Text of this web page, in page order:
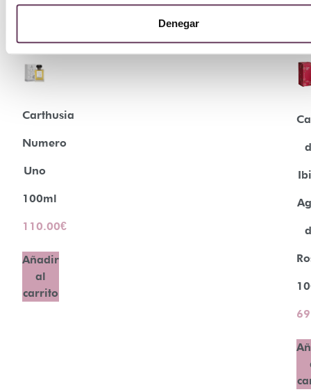
Denegar
Carthusia
Numero
Uno
100ml
110.00€
Añadir
al
carrito